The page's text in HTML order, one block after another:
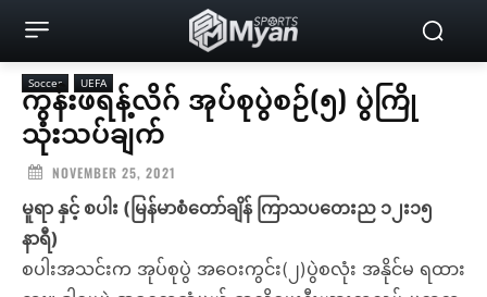
Soccer UEFA
ကွန်းဖရန့်လိဂ် အုပ်စုပွဲစဉ်(၅) ပွဲကြို
သုံးသပ်ချက်
NOVEMBER 25, 2021
မူရာ နှင့် စပါး (မြန်မာစံတော်ချိန် ကြာသပတေးည ၁၂း၁၅
နာရီ)
စပါးအသင်းက အုပ်စုပွဲ အဝေးကွင်း(၂)ပွဲစလုံး အနိုင်မ ရထား